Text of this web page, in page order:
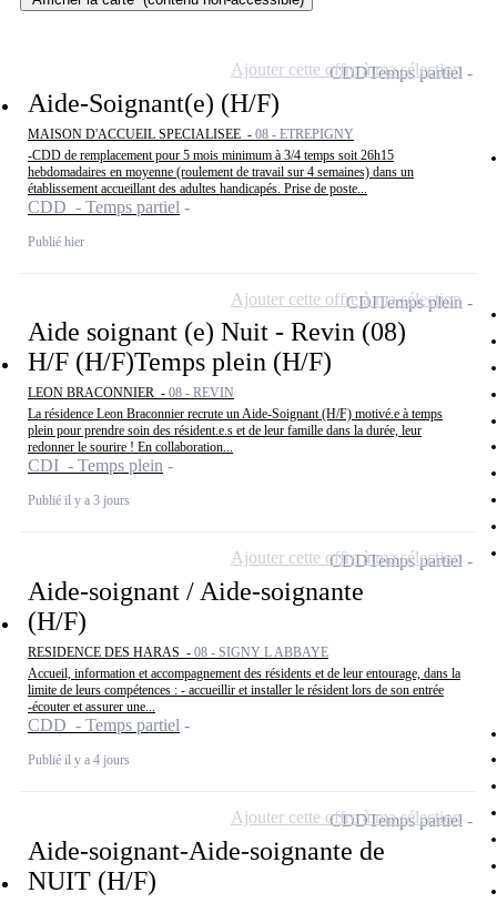
Aide-Soignant(e) (H/F)
MAISON D'ACCUEIL SPECIALISEE - 08 - ETREPIGNY
-CDD de remplacement pour 5 mois minimum à 3/4 temps soit 26h15
hebdomadaires en moyenne (roulement de travail sur 4 semaines) dans un
établissement accueillant des adultes handicapés. Prise de poste...
CDD - Temps partiel
Publié hier
CDDTemps partiel
Ajouter cette offre à ma sélection
Aide soignant (e) Nuit - Revin (08)
H/F (H/F)Temps plein (H/F)
LEON BRACONNIER - 08 - REVIN
La résidence Leon Braconnier recrute un Aide-Soignant (H/F) motivé.e à temps
plein pour prendre soin des résident.e.s et de leur famille dans la durée, leur
redonner le sourire ! En collaboration...
CDI - Temps plein
Publié il y a 3 jours
CDITemps plein
Ajouter cette offre à ma sélection
Aide-soignant / Aide-soignante
(H/F)
RESIDENCE DES HARAS - 08 - SIGNY L ABBAYE
Accueil, information et accompagnement des résidents et de leur entourage, dans la
limite de leurs compétences : - accueillir et installer le résident lors de son entrée
-écouter et assurer une...
CDD - Temps partiel
Publié il y a 4 jours
CDDTemps partiel
Ajouter cette offre à ma sélection
Aide-soignant-Aide-soignante de
NUIT (H/F)
CDDTemps partiel
Ajouter cette offre à ma sélection